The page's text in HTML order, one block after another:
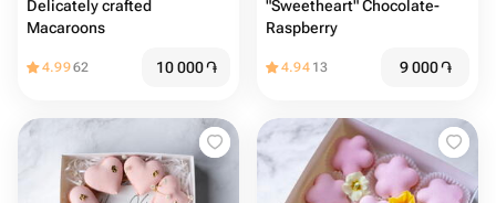
Delicately crafted
Macaroons
4.9962 10 000֏
"Sweetheart" Chocolate-
Raspberry
4.94 13 9 000֏